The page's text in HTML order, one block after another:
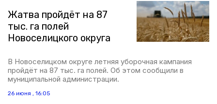
Жатва пройдёт на 87
тыс. га полей
Новоселицкого округа
В Новоселицком округе летняя уборочная кампания
пройдёт на 87 тыс. га полей. Об этом сообщили в
муниципальной администрации.
26 июня , 16:05